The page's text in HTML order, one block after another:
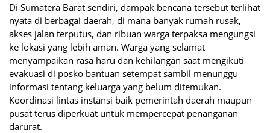
Di Sumatera Barat sendiri, dampak bencana tersebut terlihat
nyata di berbagai daerah, di mana banyak rumah rusak,
akses jalan terputus, dan ribuan warga terpaksa mengungsi
ke lokasi yang lebih aman. Warga yang selamat
menyampaikan rasa haru dan kehilangan saat mengikuti
evakuasi di posko bantuan setempat sambil menunggu
informasi tentang keluarga yang belum ditemukan.
Koordinasi lintas instansi baik pemerintah daerah maupun
pusat terus diperkuat untuk mempercepat penanganan
darurat.